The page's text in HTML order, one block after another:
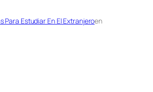
Para Estudiar En El Extranjeroen